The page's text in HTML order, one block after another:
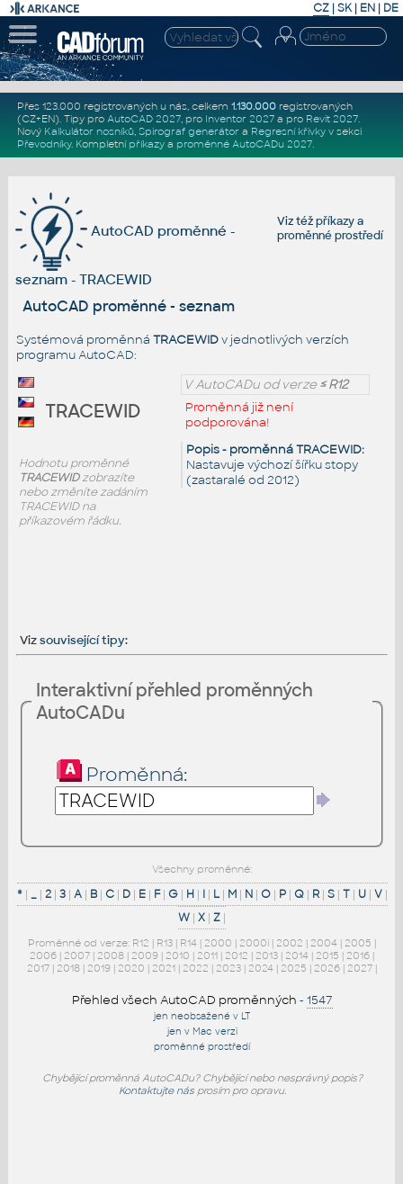
CZ | SK| EN | DE
Přes 123.000 registrovaných u nás, celkem 1.130.000registrovaných
(CZ+EN). Tipy pro AutoCAD 2027, pro Inventor 2027a pro Revit 2027.
Nový Kalkulátor nosníků, Spirograf generátor a Regresní křivkyv sekci
Převodníky. Kompletní příkazya proměnné AutoCADu 2027.
Viz téžpříkazya
proměnné prostředí
AutoCAD proměnné -
seznam - TRACEWID
AutoCAD proměnné - seznam
Systémová proměnná TRACEWIDv jednotlivých verzích
programu AutoCAD:
V AutoCADu od verze≤ R12
Proměnná již není
podporována!
Popis - proměnná TRACEWID:
Nastavuje výchozí šířku stopy
(zastaralé od 2012)
TRACEWID
Hodnotu proměnné
TRACEWIDzobrazíte
nebo změníte zadáním
TRACEWID na
příkazovém řádku.
Vizsouvisející tipy:
Interaktivní přehled proměnných
AutoCADu
Proměnná:
Všechny proměnné:
*| _| 2| 3| A| B| C| D| E| F| G| H| I| L| M| N| O| P| Q| R| S| T| U| V|
W | X | Z |
Proměnné od verze: R12 | R13 | R14 | 2000 | 2000i | 2002 | 2004 | 2005 |
2006 | 2007 | 2008 | 2009 | 2010 | 2011 | 2012 | 2013 | 2014 | 2015 | 2016 |
2017 | 2018 | 2019 | 2020 | 2021 | 2022 | 2023 | 2024 | 2025 | 2026 | 2027 |
Přehled všech AutoCAD proměnných - 1547
jen neobsažené v LT
jen v Mac verzi
proměnné prostředí
Chybějící proměnná AutoCADu? Chybějící nebo nesprávný popis?
Kontaktujte násprosím pro opravu.